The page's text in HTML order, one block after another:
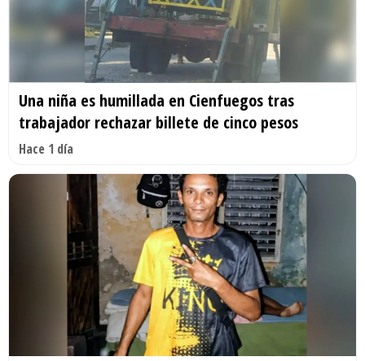
Una niña es humillada en Cienfuegos tras
trabajador rechazar billete de cinco pesos
Hace 1 día